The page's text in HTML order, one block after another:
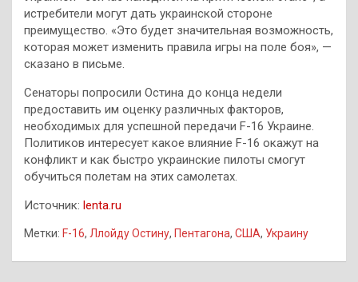
истребители могут дать украинской стороне
преимущество. «Это будет значительная возможность,
которая может изменить правила игры на поле боя», —
сказано в письме.
Сенаторы попросили Остина до конца недели
предоставить им оценку различных факторов,
необходимых для успешной передачи F-16 Украине.
Политиков интересует какое влияние F-16 окажут на
конфликт и как быстро украинские пилоты смогут
обучиться полетам на этих самолетах.
Источник: lenta.ru
Метки: F-16, Ллойду Остину, Пентагона, США, Украину